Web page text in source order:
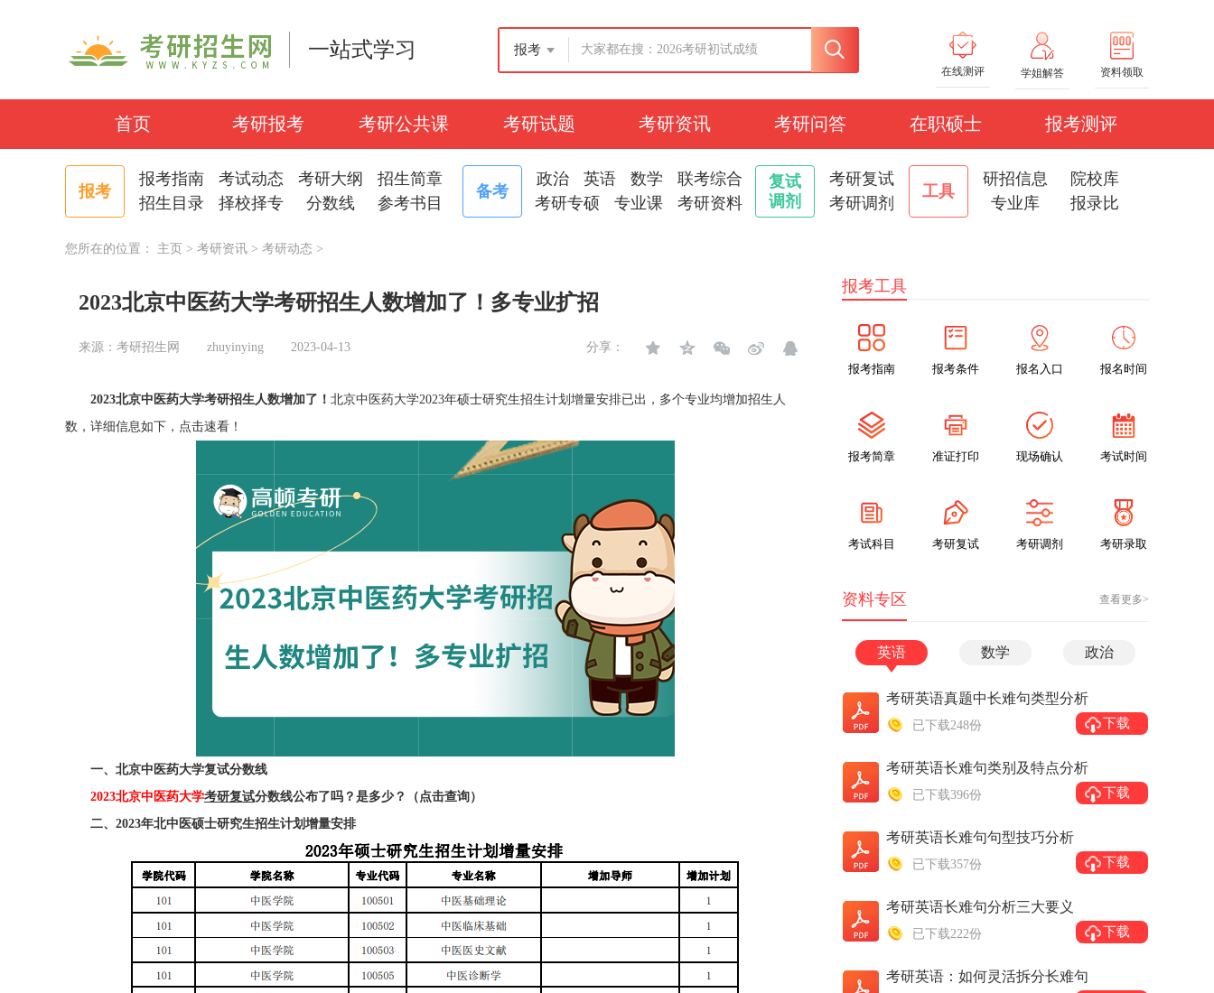
一站式学习 报考
在线测评 学姐解答 资料领取
首页 考研报考 考研公共课 考研试题 考研资讯 考研问答 在职硕士 报考测评
报考
报考指南 考试动态 考研大纲
招生简章
招生目录
择校择专 分数线 参考书目
备考
政治 英语 数学
联考综合
考研专硕
专业课 考研资料
复试
调剂
考研复试
考研调剂
工具
研招信息
院校库
专业库
报录比
您所在的位置： 主页 > 考研资讯 > 考研动态 >
2023北京中医药大学考研招生人数增加了！多专业扩招
来源：考研招生网 zhuyinying 2023-04-13 分享：
2023北京中医药大学考研招生人数增加了！ 北京中医药大学2023年硕士研究生招生计划增量安排已出，多个专业均增加招生人
数，详细信息如下，点击速看！
一、北京中医药大学复试分数线
2023北京中医药大学考研复试分数线公布了吗？是多少？（点击查询）
二、2023年北中医硕士研究生招生计划增量安排
报考工具
报考指南 报考条件 报名入口 报名时间
报考简章 准证打印 现场确认 考试时间
考试科目 考研复试 考研调剂 考研录取
资料专区 查看更多>
英语 数学 政治
考研英语真题中长难句类型分析
已下载248份 下载
考研英语长难句类别及特点分析
已下载396份 下载
考研英语长难句句型技巧分析
已下载357份 下载
考研英语长难句分析三大要义
已下载222份 下载
考研英语：如何灵活拆分长难句